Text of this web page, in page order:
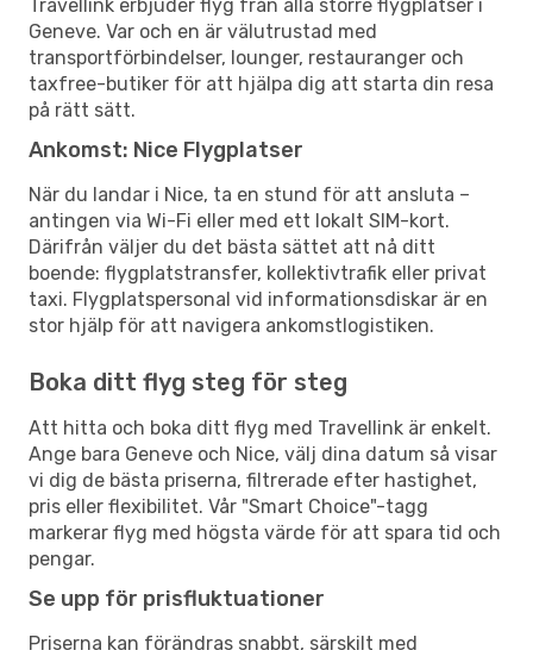
Travellink erbjuder flyg från alla större flygplatser i
Geneve. Var och en är välutrustad med
transportförbindelser, lounger, restauranger och
taxfree-butiker för att hjälpa dig att starta din resa
på rätt sätt.
Ankomst: Nice Flygplatser
När du landar i Nice, ta en stund för att ansluta –
antingen via Wi-Fi eller med ett lokalt SIM-kort.
Därifrån väljer du det bästa sättet att nå ditt
boende: flygplatstransfer, kollektivtrafik eller privat
taxi. Flygplatspersonal vid informationsdiskar är en
stor hjälp för att navigera ankomstlogistiken.
Boka ditt flyg steg för steg
Att hitta och boka ditt flyg med Travellink är enkelt.
Ange bara Geneve och Nice, välj dina datum så visar
vi dig de bästa priserna, filtrerade efter hastighet,
pris eller flexibilitet. Vår "Smart Choice"-tagg
markerar flyg med högsta värde för att spara tid och
pengar.
Se upp för prisfluktuationer
Priserna kan förändras snabbt, särskilt med